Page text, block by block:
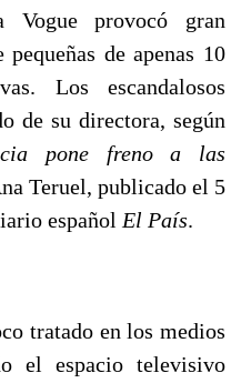
Vogue provocó gran
de apenas 10
Los escandalosos
de su directora, según
pone freno a las
Teruel, publicado el 5
español El País.
tratado en los medios
el espacio televisivo